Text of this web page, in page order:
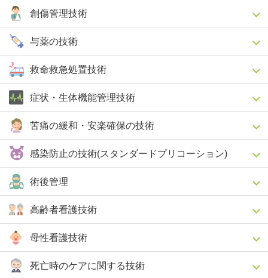
創傷管理技術
与薬の技術
救命救急処置技術
症状・生体機能管理技術
苦痛の緩和・安楽確保の技術
感染防止の技術(スタンダードプリコーション)
術後管理
高齢者看護技術
母性看護技術
死亡時のケアに関する技術